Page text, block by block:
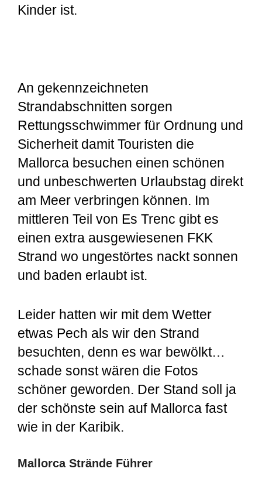
Kinder ist.
An gekennzeichneten
Strandabschnitten sorgen
Rettungsschwimmer für Ordnung und
Sicherheit damit Touristen die
Mallorca besuchen einen schönen
und unbeschwerten Urlaubstag direkt
am Meer verbringen können. Im
mittleren Teil von Es Trenc gibt es
einen extra ausgewiesenen FKK
Strand wo ungestörtes nackt sonnen
und baden erlaubt ist.
Leider hatten wir mit dem Wetter
etwas Pech als wir den Strand
besuchten, denn es war bewölkt…
schade sonst wären die Fotos
schöner geworden. Der Stand soll ja
der schönste sein auf Mallorca fast
wie in der Karibik.
Mallorca Strände Führer